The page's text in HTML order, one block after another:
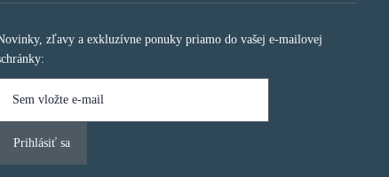
zľavy a exkluzívne ponuky priamo do vašej e-mailovej